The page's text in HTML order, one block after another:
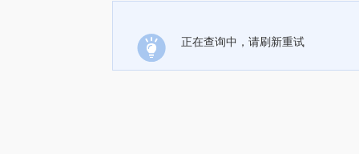
正在查询中，请刷新重试